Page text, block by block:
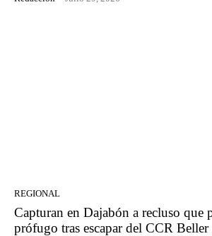
REGIONAL
Capturan en Dajabón a recluso que
prófugo tras escapar del CCR